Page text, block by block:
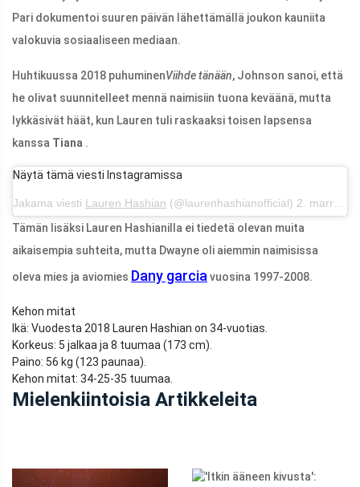
Pari dokumentoi suuren päivän lähettämällä joukon kauniita
valokuvia sosiaaliseen mediaan.
Huhtikuussa 2018 puhuminenViihde tänään, Johnson sanoi, että
he olivat suunnitelleet mennä naimisiin tuona keväänä, mutta
lykkäsivät häät, kun Lauren tuli raskaaksi toisen lapsensa
kanssa Tiana .
Näytä tämä viesti Instagramissa
Jakama viesti Lauren Hashian (@laurenhashianofficial) 2. marraskuuta 2018 klo 6.00 PDT
Tämän lisäksi Lauren Hashianilla ei tiedetä olevan muita
aikaisempia suhteita, mutta Dwayne oli aiemmin naimisissa
oleva mies ja aviomies Dany garcia vuosina 1997-2008.
Kehon mitat
Ikä: Vuodesta 2018 Lauren Hashian on 34-vuotias.
Korkeus: 5 jalkaa ja 8 tuumaa (173 cm).
Paino: 56 kg (123 paunaa).
Kehon mitat: 34-25-35 tuumaa.
Mielenkiintoisia Artikkeleita